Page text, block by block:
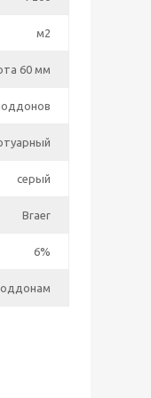
м2
60 мм
серый
Braer
6%